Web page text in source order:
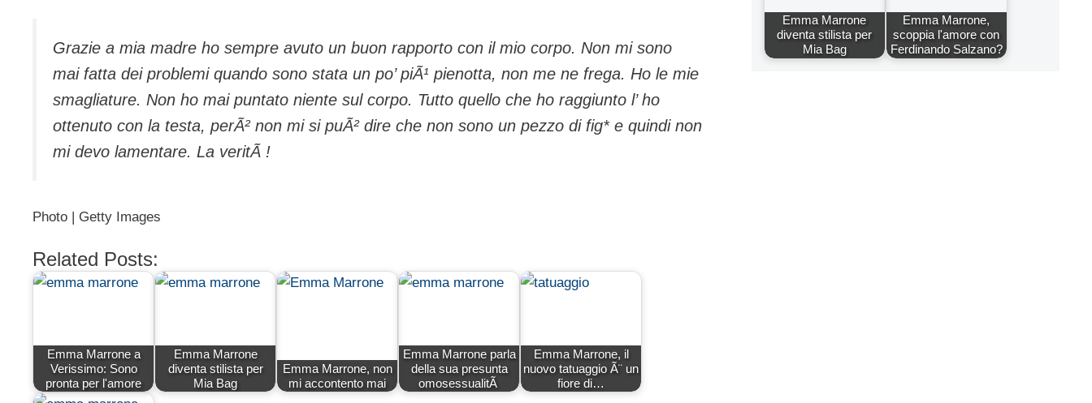
Grazie a mia madre ho sempre avuto un buon rapporto con il mio corpo. Non mi sono
mai fatta dei problemi quando sono stata un po’ piÃ¹ pienotta, non me ne frega. Ho le mie
smagliature. Non ho mai puntato niente sul corpo. Tutto quello che ho raggiunto l’ ho
ottenuto con la testa, perÃ² non mi si puÃ² dire che non sono un pezzo di fig* e quindi non
mi devo lamentare. La veritÃ !
Photo | Getty Images
Related Posts:
Emma Marrone a
Verissimo: Sono
pronta per l'amore
Emma Marrone
diventa stilista per
Mia Bag
Emma Marrone, non
mi accontento mai
Emma Marrone parla
della sua presunta
omosessualitÃ
Emma Marrone, il
nuovo tatuaggio Ã¨ un
fiore di…
Emma Marrone
diventa stilista per
Mia Bag
Emma Marrone,
scoppia l'amore con
Ferdinando Salzano?